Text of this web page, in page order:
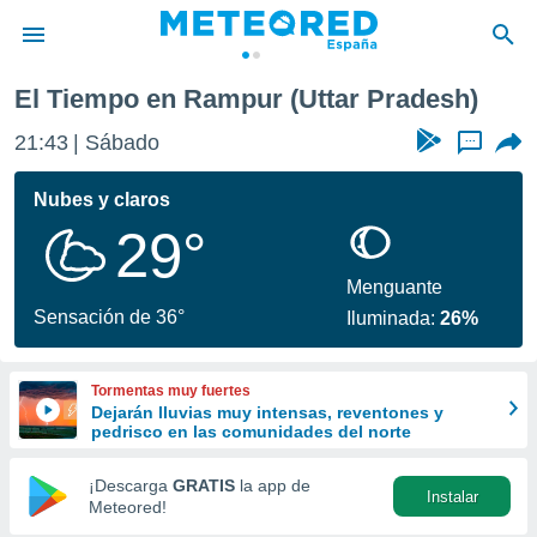
de
por
se
calidad.
a este
las
y
forma
digital
basada
El Tiempo en Rampur (Uttar Pradesh)
21:43 Sábado ...
Nubes y claros
29°
Sensación de 36°
Menguante
Iluminada:26%
Tormentas muy fuertes
Dejarán lluvias muy intensas, reventones y
pedrisco en las comunidades del norte
¡Descarga GRATIS la app de
Meteored!
Instalar